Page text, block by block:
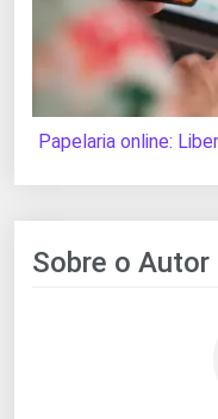
Papelaria online:
Sobre o Autor